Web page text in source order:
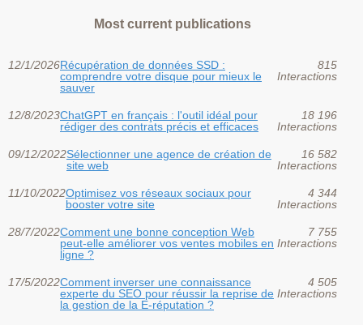
Most current publications
12/1/2026Récupération de données SSD :
comprendre votre disque pour mieux le
sauver
815
Interactions
12/8/2023ChatGPT en français : l'outil idéal pour
rédiger des contrats précis et efficaces
18 196
Interactions
09/12/2022Sélectionner une agence de création de
site web
16 582
Interactions
11/10/2022Optimisez vos réseaux sociaux pour
booster votre site
4 344
Interactions
28/7/2022Comment une bonne conception Web
peut-elle améliorer vos ventes mobiles en
ligne ?
7 755
Interactions
17/5/2022Comment inverser une connaissance
experte du SEO pour réussir la reprise de
la gestion de la ‎‎E-réputation‎‎ ?
4 505
Interactions